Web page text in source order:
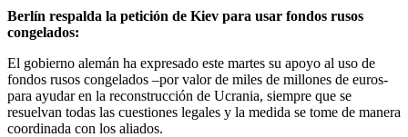
Berlín respalda la petición de Kiev para usar fondos rusos
congelados:
El gobierno alemán ha expresado este martes su apoyo al uso de
fondos rusos congelados –por valor de miles de millones de euros-
para ayudar en la reconstrucción de Ucrania, siempre que se
resuelvan todas las cuestiones legales y la medida se tome de manera
coordinada con los aliados.